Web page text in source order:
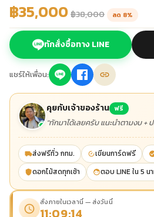
฿35,000฿38,000 ลด 8%
ทักสั่งซื้อทาง LINE
แชร์ให้เพื่อน:
คุยกับเจ้าของร้าน ฟรี
"ทักมาได้เลยครับ แนะนำตามงบ +
ส่งฟรีทั่ว กทม. เขียนการ์ดฟรี
ดอกไม้สดทุกเช้า
ตอบ LINE ใน 5 น
สั่งภายในเวลานี้ — ส่งวันนี้
11:09:14